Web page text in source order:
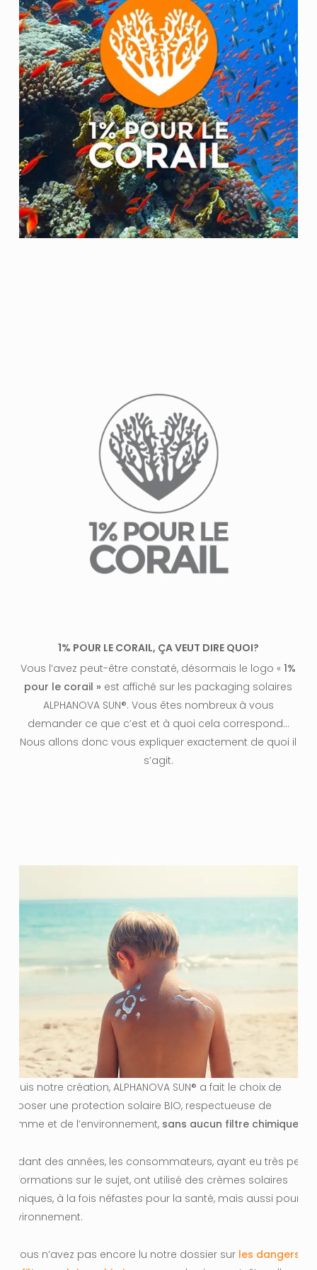
1% POUR LE CORAIL, ÇA VEUT DIRE QUOI?
Vous l’avez peut-être constaté, désormais le logo «1%
pour le corail » est affiché sur les packaging solaires
ALPHANOVA SUN®. Vous êtes nombreux à vous
demander ce que c’est et à quoi cela correspond…
Nous allons donc vous expliquer exactement de quoi il
s’agit.
notre création, ALPHANOVA SUN® a fait le choix de
une protection solaire BIO, respectueuse de
et de l’environnement, sans aucun filtre chimique.
des années, les consommateurs, ayant eu très peu
sur le sujet, ont utilisé des crèmes solaires
à la fois néfastes pour la santé, mais aussi pour
vous n’avez pas encore lu notre dossier sur les dangers